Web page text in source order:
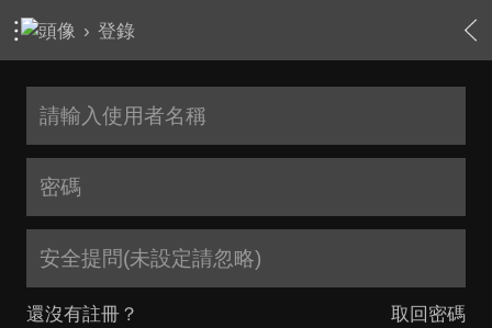
› 登錄
安全提問(未設定請忽略)
還沒有註冊？ 取回密碼